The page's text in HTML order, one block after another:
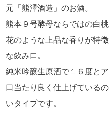
元「熊澤酒造」のお酒。
熊本９号酵母ならではの白
花のような上品な香りが特
な飲み口。
純米吟醸生原酒で１６度と
口当たり良く仕上げている
いタイプです。